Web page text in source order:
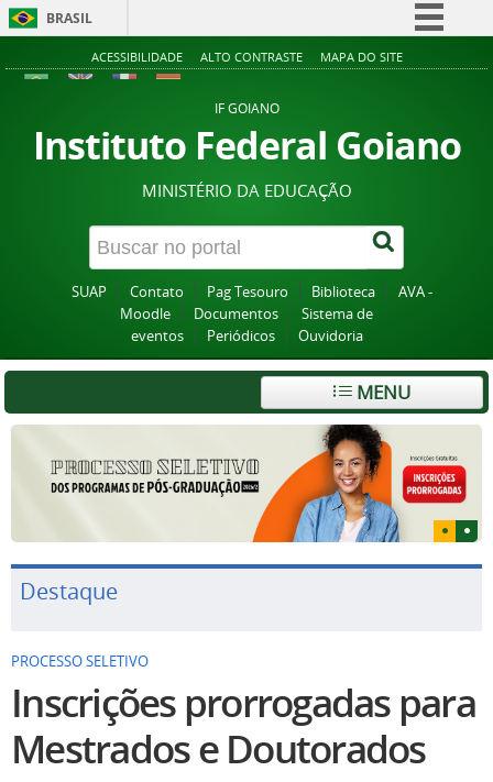
BRASIL
Simplifique!
Acesso à informação
Legislação
Canais
ACESSIBILIDADE ALTO CONTRASTE MAPA DO SITE
IF GOIANO
Instituto Federal Goiano
MINISTÉRIO DA EDUCAÇÃO
SUAP Contato Pag Tesouro Biblioteca
AVA -
Moodle
Documentos
Sistema de
eventos
Periódicos Ouvidoria
MENU
Destaque
PROCESSO SELETIVO
Inscrições prorrogadas para
Mestrados e Doutorados